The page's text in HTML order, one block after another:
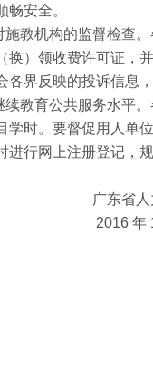
畅安全。
施教机构的监督检查
换）领收费许可证，
各界反映的投诉信息
续教育公共服务水平
学时。要督促用人单
进行网上注册登记，
人力资源和
1 月